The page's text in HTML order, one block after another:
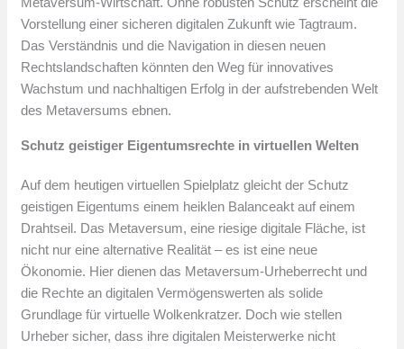
Vorstellung einer sicheren digitalen Zukunft wie Tagtraum.
Das Verständnis und die Navigation in diesen neuen
Rechtslandschaften könnten den Weg für innovatives
Wachstum und nachhaltigen Erfolg in der aufstrebenden Welt
des Metaversums ebnen.
Schutz geistiger Eigentumsrechte in virtuellen Welten
Auf dem heutigen virtuellen Spielplatz gleicht der Schutz
geistigen Eigentums einem heiklen Balanceakt auf einem
Drahtseil. Das Metaversum, eine riesige digitale Fläche, ist
nicht nur eine alternative Realität – es ist eine neue
Ökonomie. Hier dienen das Metaversum-Urheberrecht und
die Rechte an digitalen Vermögenswerten als solide
Grundlage für virtuelle Wolkenkratzer. Doch wie stellen
Urheber sicher, dass ihre digitalen Meisterwerke nicht